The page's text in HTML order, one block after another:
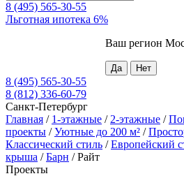
8 (495) 565-30-55
Льготная ипотека 6%
Ваш регион
8 (495) 565-30-55
8 (812) 336-60-79
Санкт-Петербург
Главная / 1-этажные / 2-этажные /
проекты /Уютные до 200 м² /
Классический стиль /Европейский
крыша /Барн /Райт
Проекты